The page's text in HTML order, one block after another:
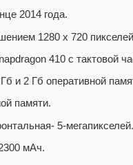
2014 года.
1280 x 720
410 с тактовой
и 2 Гб оперативной
памяти.
5-мегапикселей.
мАч.